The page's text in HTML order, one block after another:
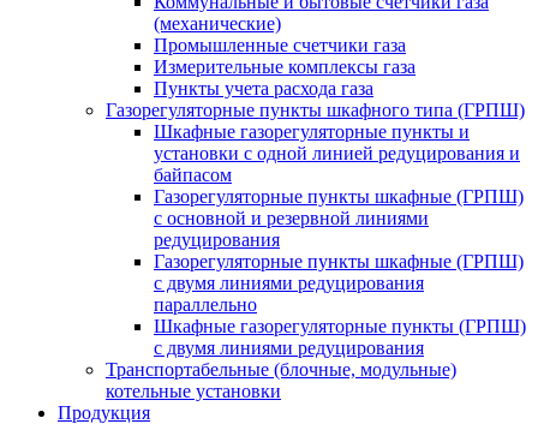
(механические)
Промышленные счетчики газа
Измерительные комплексы газа
Пункты учета расхода газа
Газорегуляторные пункты шкафного типа (ГРПШ)
Шкафные газорегуляторные пункты и
установки c одной линией редуцирования и
байпасом
Газорегуляторные пункты шкафные (ГРПШ)
с основной и резервной линиями
редуцирования
Газорегуляторные пункты шкафные (ГРПШ)
с двумя линиями редуцирования
параллельно
Шкафные газорегуляторные пункты (ГРПШ)
c двумя линиями редуцирования
Транспортабельные (блочные, модульные)
котельные установки
Продукция